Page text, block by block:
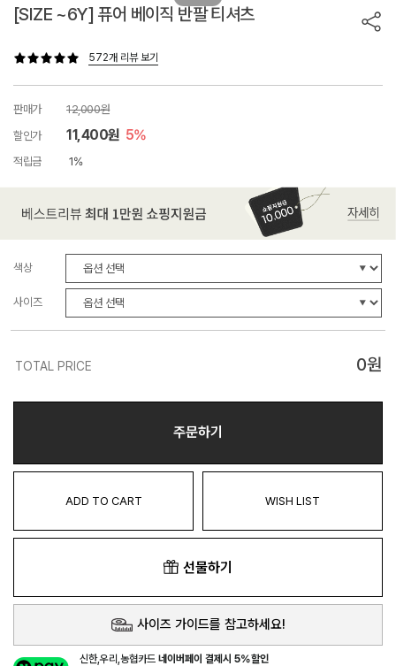
[SIZE ~6Y] 퓨어 베이직 반팔 티셔츠
572개 리뷰 보기
판매가
12,000원
할인가
11,400원 5%
적립금 1%
색상
사이즈
TOTAL PRICE 0원
주문하기
ADD TO CART WISH LIST
선물하기
사이즈 가이드를 참고하세요!
신한,우리,농협카드네이버페이 결제시 5%할인